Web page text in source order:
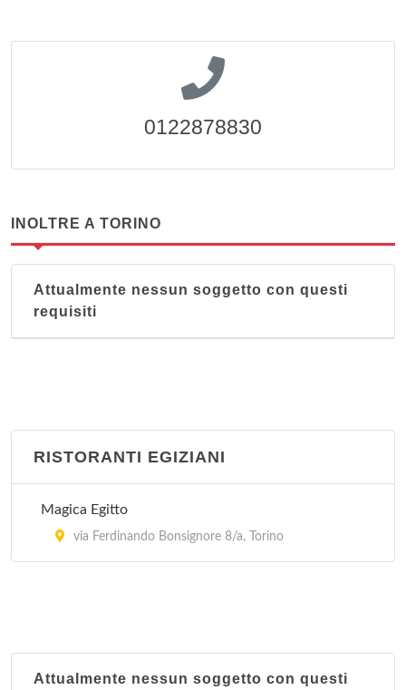
0122878830
INOLTRE A TORINO
Attualmente nessun soggetto con questi
requisiti
RISTORANTI EGIZIANI
Magica Egitto
via Ferdinando Bonsignore 8/a, Torino
Attualmente nessun soggetto con questi